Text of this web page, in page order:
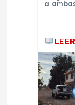
a